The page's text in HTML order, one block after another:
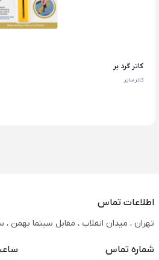
کاتر گرد بر
کاتر سایر
اطلاعات تماس
تهران ، میدان انقلاب ، مقابل سینما بهمن
شماره تماس